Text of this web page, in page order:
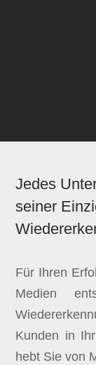
Jedes
seiner
Für Ihren
Medien
Kunden in
hebt Sie von